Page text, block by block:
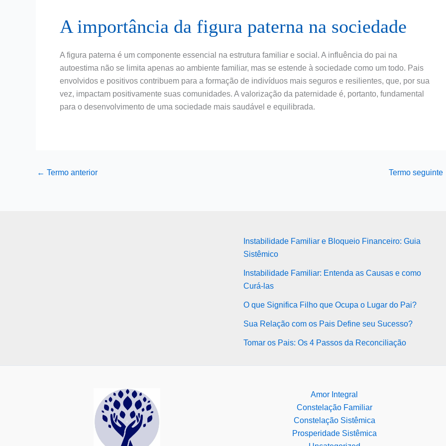
A importância da figura paterna na sociedade
A figura paterna é um componente essencial na estrutura familiar e social. A influência do pai na
autoestima não se limita apenas ao ambiente familiar, mas se estende à sociedade como um todo. Pais
envolvidos e positivos contribuem para a formação de indivíduos mais seguros e resilientes, que, por sua
vez, impactam positivamente suas comunidades. A valorização da paternidade é, portanto, fundamental
para o desenvolvimento de uma sociedade mais saudável e equilibrada.
← Termo anterior Termo seguinte
Instabilidade Familiar e Bloqueio Financeiro: Guia
Sistêmico
Instabilidade Familiar: Entenda as Causas e como
Curá-las
O que Significa Filho que Ocupa o Lugar do Pai?
Sua Relação com os Pais Define seu Sucesso?
Tomar os Pais: Os 4 Passos da Reconciliação
Amor Integral
Constelação Familiar
Constelação Sistêmica
Prosperidade Sistêmica